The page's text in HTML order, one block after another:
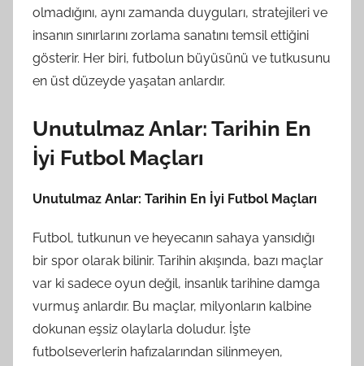
olmadığını, aynı zamanda duyguları, stratejileri ve
insanın sınırlarını zorlama sanatını temsil ettiğini
gösterir. Her biri, futbolun büyüsünü ve tutkusunu
en üst düzeyde yaşatan anlardır.
Unutulmaz Anlar: Tarihin En
İyi Futbol Maçları
Unutulmaz Anlar: Tarihin En İyi Futbol Maçları
Futbol, tutkunun ve heyecanın sahaya yansıdığı
bir spor olarak bilinir. Tarihin akışında, bazı maçlar
var ki sadece oyun değil, insanlık tarihine damga
vurmuş anlardır. Bu maçlar, milyonların kalbine
dokunan eşsiz olaylarla doludur. İşte
futbolseverlerin hafızalarından silinmeyen,